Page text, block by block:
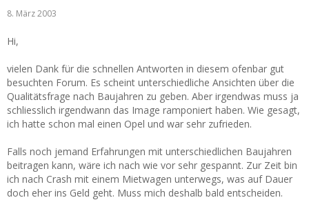
8. März 2003
Hi,
vielen Dank für die schnellen Antworten in diesem ofenbar gut
besuchten Forum. Es scheint unterschiedliche Ansichten über die
Qualitätsfrage nach Baujahren zu geben. Aber irgendwas muss ja
schliesslich irgendwann das Image ramponiert haben. Wie gesagt,
ich hatte schon mal einen Opel und war sehr zufrieden.
Falls noch jemand Erfahrungen mit unterschiedlichen Baujahren
beitragen kann, wäre ich nach wie vor sehr gespannt. Zur Zeit bin
ich nach Crash mit einem Mietwagen unterwegs, was auf Dauer
doch eher ins Geld geht. Muss mich deshalb bald entscheiden.